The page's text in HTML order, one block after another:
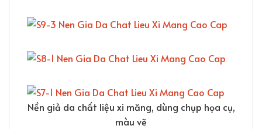
Nền giả da chất liệu xi măng, dùng chụp họa cụ,
màu vẽ